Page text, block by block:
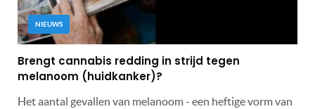
NIEUWS
Brengt cannabis redding in strijd tegen
melanoom (huidkanker)?
Het aantal gevallen van melanoom - een heftige vorm van